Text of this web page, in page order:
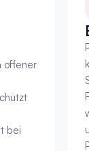
offener
bei